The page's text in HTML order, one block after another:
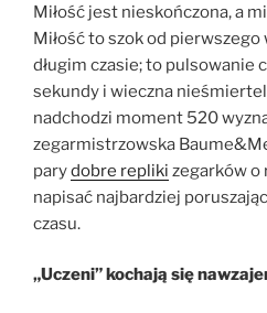
Miłość jest nieskończona, a
Miłość to szok od
długim czasie; to pulsowanie
sekundy i wieczna
nadchodzi moment 520
zegarmistrzowska
parydobre repliki zegarków o
napisać najbardziej
czasu.
„Uczeni” kochają się